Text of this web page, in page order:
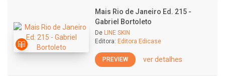
Mais Rio de Janeiro Ed. 215 -
Gabriel Bortoleto
De LINE SKIN
Editora: Editora Edicase
PREVIEW ver detalhes